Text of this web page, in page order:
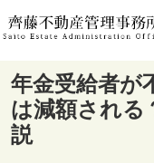
年金受給者が
は減額される
説